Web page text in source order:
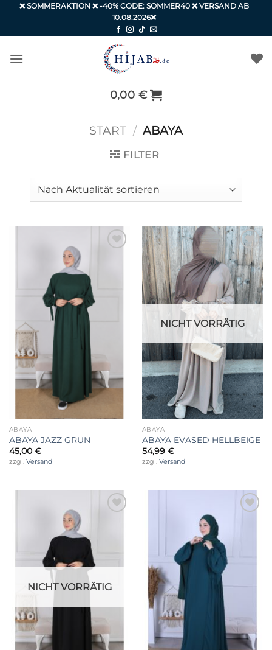
Zum
springen
❌ SOMMERAKTION ❌ -40% CODE: SOMMER40 ❌ VERSAND AB
10.08.2026❌
0,00 €
START / ABAYA
FILTER
Wunschliste
ABAYA
ABAYA JAZZ GRÜN
45,00 €
zzgl. Versand
Auf die
Wunschliste
NICHT VORRÄTIG
ABAYA
ABAYA EVASED HELLBEIGE
54,99 €
zzgl. Versand
Wunschliste
NICHT VORRÄTIG
Wunschliste